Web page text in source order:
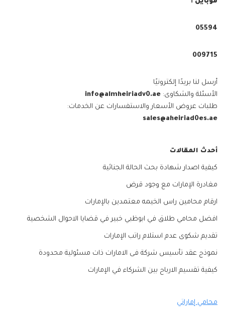
05594⁩
009715⁩
أرسل لنا بريدًا إلكترونيًا
الأسئلة والشكاوى: info@almheiriadv0.ae
طلبات عروض الأسعار والاستفسارات عن الخدمات:
sales@aheiriad0es.ae
أحدث المقالات
كيفية اصدار شهادة بحث الحالة الجنائية
مغادرة الإمارات مع وجود قرض
ارقام محامين راس الخيمه معتمدين بالإمارات
افضل محامي طلاق في ابوظبي خبير في قضايا الاحوال الشخصية
تقديم شكوى عدم استلام راتب الإمارات
نموذج عقد تأسيس شركة فى الامارات ذات مسئولية محدودة
كيفية تقسيم الارباح بين الشركاء في الإمارات
محامي إماراتي